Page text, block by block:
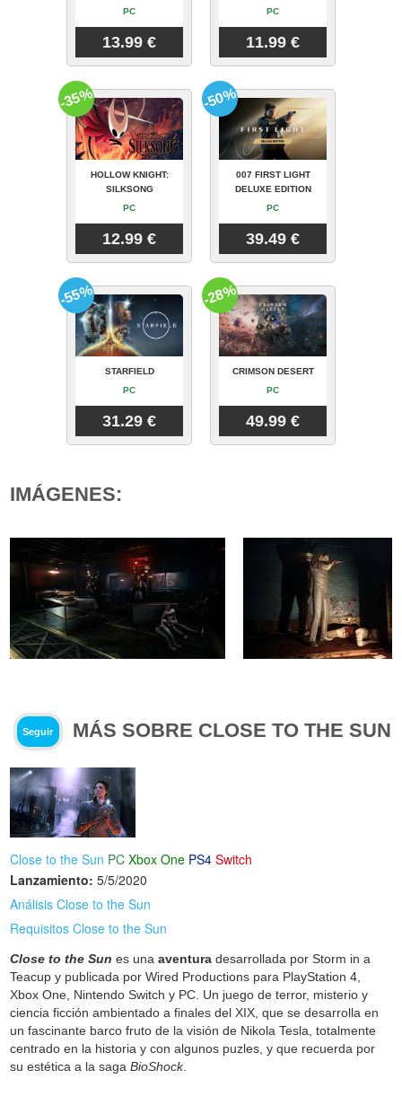
PC
13.99 €
PC
11.99 €
HOLLOW KNIGHT:
SILKSONG
PC
12.99 €
-35%
007 FIRST LIGHT
DELUXE EDITION
PC
39.49 €
-50%
STARFIELD
PC
31.29 €
-55%
CRIMSON DESERT
PC
49.99 €
-28%
IMÁGENES:
Seguir MÁS SOBRE CLOSE TO THE SUN
Close to the Sun PC Xbox One PS4 Switch
Lanzamiento: 5/5/2020
Análisis Close to the Sun
Requisitos Close to the Sun
Close to the Sun es unaaventura desarrollada por Storm in a
Teacup y publicada por Wired Productions para PlayStation 4,
Xbox One, Nintendo Switch y PC. Un juego de terror, misterio y
ciencia ficción ambientado a finales del XIX, que se desarrolla en
un fascinante barco fruto de la visión de Nikola Tesla, totalmente
centrado en la historia y con algunos puzles, y que recuerda por
su estética a la sagaBioShock.